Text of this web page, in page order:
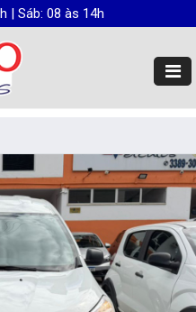
| Sáb: 08 às 14h